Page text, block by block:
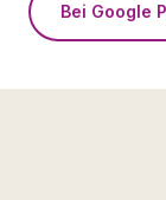
Bei Google